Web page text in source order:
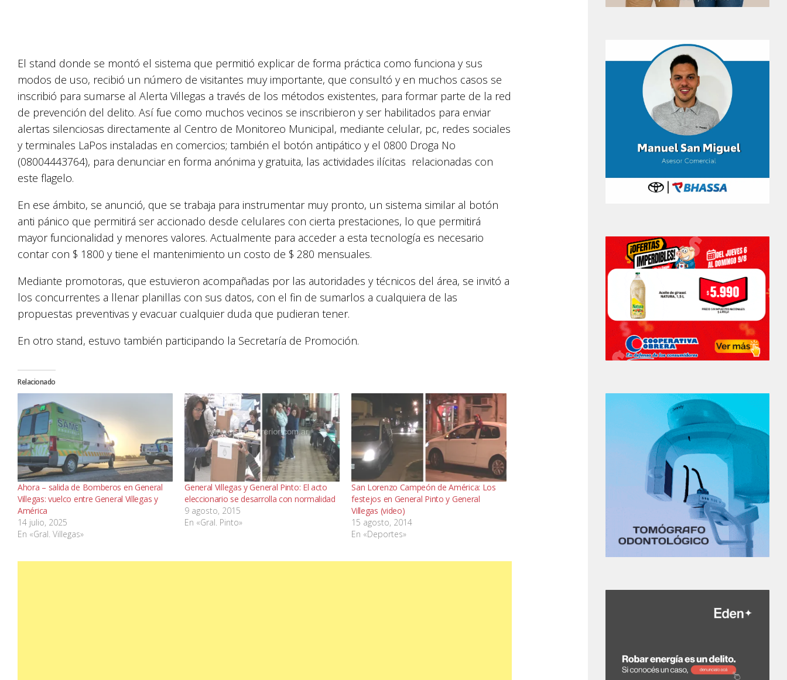
El stand donde se montó el sistema que permitió explicar de forma práctica como funciona y sus
modos de uso, recibió un número de visitantes muy importante, que consultó y en muchos casos se
inscribió para sumarse al Alerta Villegas a través de los métodos existentes, para formar parte de la red
de prevención del delito. Así fue como muchos vecinos se inscribieron y ser habilitados para enviar
alertas silenciosas directamente al Centro de Monitoreo Municipal, mediante celular, pc, redes sociales
y terminales LaPos instaladas en comercios; también el botón antipático y el 0800 Droga No
(08004443764), para denunciar en forma anónima y gratuita, las actividades ilícitas relacionadas con
este flagelo.
En ese ámbito, se anunció, que se trabaja para instrumentar muy pronto, un sistema similar al botón
anti pánico que permitirá ser accionado desde celulares con cierta prestaciones, lo que permitirá
mayor funcionalidad y menores valores. Actualmente para acceder a esta tecnología es necesario
contar con $ 1800 y tiene el mantenimiento un costo de $ 280 mensuales.
Mediante promotoras, que estuvieron acompañadas por las autoridades y técnicos del área, se invitó a
los concurrentes a llenar planillas con sus datos, con el fin de sumarlos a cualquiera de las
propuestas preventivas y evacuar cualquier duda que pudieran tener.
En otro stand, estuvo también participando la Secretaría de Promoción.
Relacionado
Ahora – salida de Bomberos en General
Villegas: vuelco entre General Villegas y
América
14 julio, 2025
En «Gral. Villegas»
General Villegas y General Pinto: El acto
eleccionario se desarrolla con normalidad
9 agosto, 2015
En «Gral. Pinto»
San Lorenzo Campeón de América: Los
festejos en General Pinto y General
Villegas (video)
15 agosto, 2014
En «Deportes»